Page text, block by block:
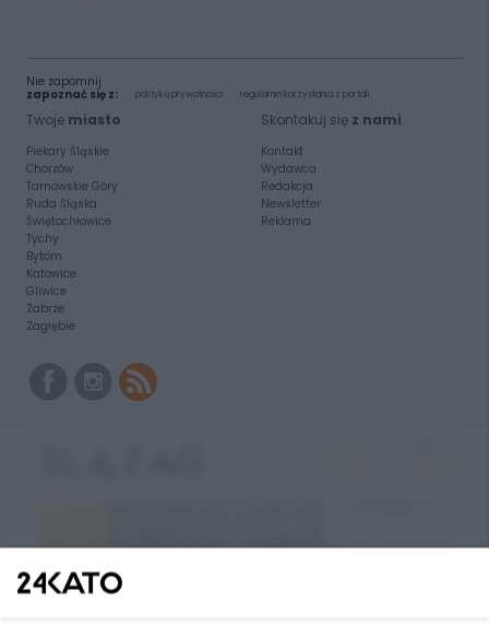
Nie zapomnij
zapoznać się z:
polityką prywatności regulamin korzystania z portali
Twoje miasto
Piekary Śląskie
Chorzów
Tarnowskie Góry
Ruda Śląska
Świętochłowice
Tychy
Bytom
Katowice
Gliwice
Zabrze
Zagłębie
Skontakuj się z nami
Kontakt
Wydawca
Redakcja
Newsletter
Reklama